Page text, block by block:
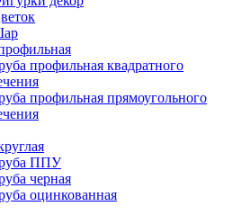
профильная квадратного
профильная прямоугольного
ППУ
черная
оцинкованная